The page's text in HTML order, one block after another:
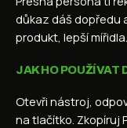
důkaz dáš dopředu
produkt, lepší mířidla.
JAK HO POUŽÍVAT
Otevři nástroj,
na tlačítko. Zkopíruj